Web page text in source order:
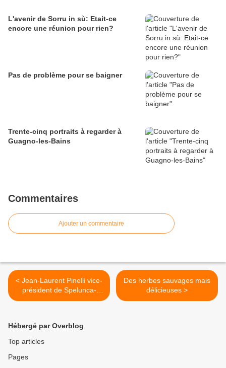
L'avenir de Sorru in sù: Etait-ce
encore une réunion pour rien?
Pas de problème pour se baigner
Trente-cinq portraits à regarder à
Guagno-les-Bains
Commentaires
Ajouter un commentaire
< Jean-Laurent Pinelli vice-
président de Spelunca-
Liamone
Des herbes sauvages mais
délicieuses >
Hébergé par Overblog
Top articles
Pages